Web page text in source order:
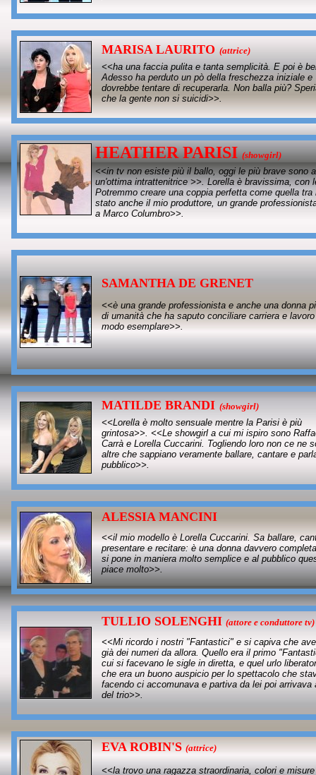
MARISA LAURITO (attrice)
<<ha una faccia pulita e tanta semplicità. E poi è
Adesso ha perduto un pò della freschezza iniziale e
dovrebbe tentare di recuperarla. Non balla più?
che la gente non si suicidi>>.
HEATHER PARISI (showgirl)
<<in tv non esiste più il ballo, oggi le più brave sono
un'ottima intrattenitrice >>.Lorella è bravissima, con
Potremmo creare una coppia perfetta come quella
stato anche il mio produttore, un grande
a Marco Columbro>>.
SAMANTHA DE GRENET
<<è una grande professionista e anche una donna
di umanità che ha saputo conciliare carriera e
modo esemplare>>.
MATILDE BRANDI (showgirl)
<<Lorella è molto sensuale mentre la Parisi è più
grintosa>>. <<Le showgirl a cui mi ispiro sono
Carrà e Lorella Cuccarini. Togliendo loro non ce ne
altre che sappiano veramente ballare, cantare e
pubblico>>.
ALESSIA MANCINI
<<il mio modello è Lorella Cuccarini. Sa ballare,
presentare e recitare: è una donna davvero
si pone in maniera molto semplice e al pubblico
piace molto>>.
TULLIO SOLENGHI (attore e conduttore tv)
<<Mi ricordo i nostri "Fantastici" e si capiva che
già dei numeri da allora. Quello era il primo
cui si facevano le sigle in diretta, e quel urlo
che era un buono auspicio per lo spettacolo che
facendo ci accomunava e partiva da lei poi arrivava
del trio>>.
EVA ROBIN'S(attrice)
<<la trovo una ragazza straordinaria, colori e misure